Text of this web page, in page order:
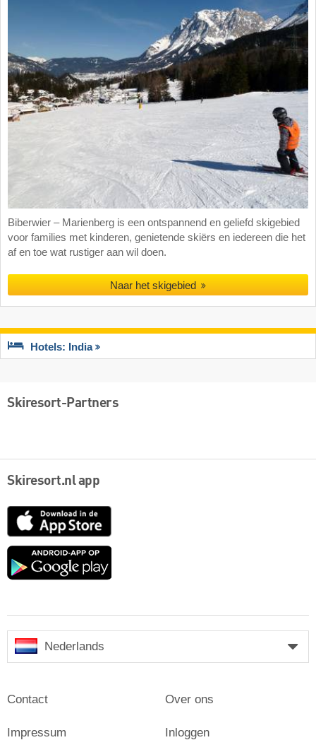
Biberwier – Marienberg is een ontspannend en geliefd skigebied
voor families met kinderen, genietende skiërs en iedereen die het
af en toe wat rustiger aan wil doen.
Naar het skigebied
Hotels: India
Skiresort-Partners
Skiresort.nl app
App
Google
Nederlands
Contact
Impressum
Over ons
Inloggen